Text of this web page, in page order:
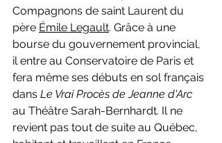
Compagnons de saint Laurent du
père Émile Legault. Grâce à une
bourse du gouvernement provincial,
il entre au Conservatoire de Paris et
fera même ses débuts en sol français
dans Le Vrai Procès de Jeanne d'Arc
au Théâtre Sarah-Bernhardt. Il ne
revient pas tout de suite au Québec,